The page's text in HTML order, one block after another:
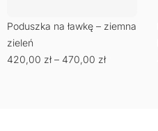
Poduszka na ławkę – ziemna
zieleń
420,00 zł – 470,00 zł